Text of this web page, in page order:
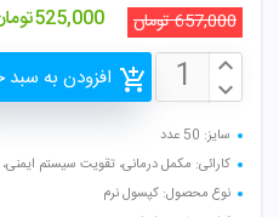
657,000تومان 525,000
افزودن به سبد
سایز: 50 عدد
کارائی: مکمل درمانی، تقویت سیستم
نوع محصول: کپسول نرم